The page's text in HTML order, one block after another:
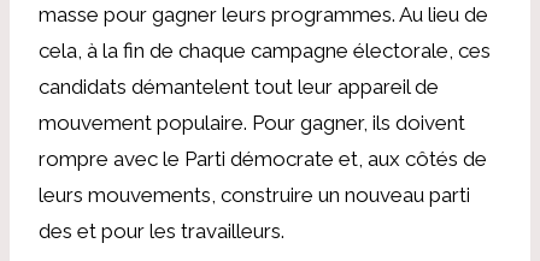
masse pour gagner leurs programmes. Au lieu de
cela, à la fin de chaque campagne électorale, ces
candidats démantelent tout leur appareil de
mouvement populaire. Pour gagner, ils doivent
rompre avec le Parti démocrate et, aux côtés de
leurs mouvements, construire un nouveau parti
des et pour les travailleurs.